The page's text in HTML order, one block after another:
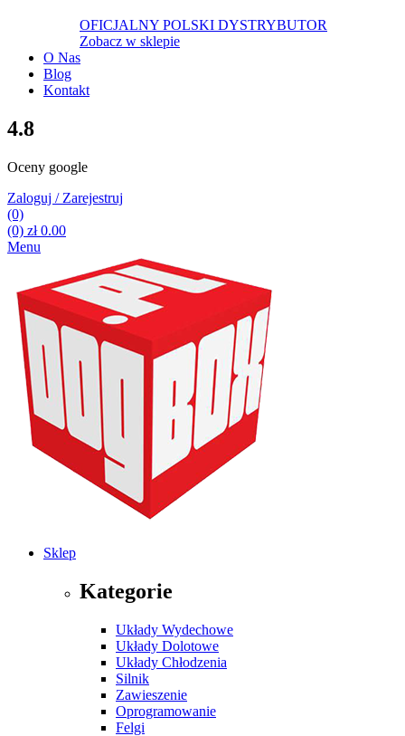
OFICJALNY POLSKI DYSTRYBUTOR
Zobacz w sklepie
O Nas
Blog
Kontakt
4.8
Oceny google
Zaloguj / Zarejestruj
(0)
(0) zł0.00
Menu
Sklep
Kategorie
Układy Wydechowe
Układy Dolotowe
Układy Chłodzenia
Silnik
Zawieszenie
Oprogramowanie
Felgi